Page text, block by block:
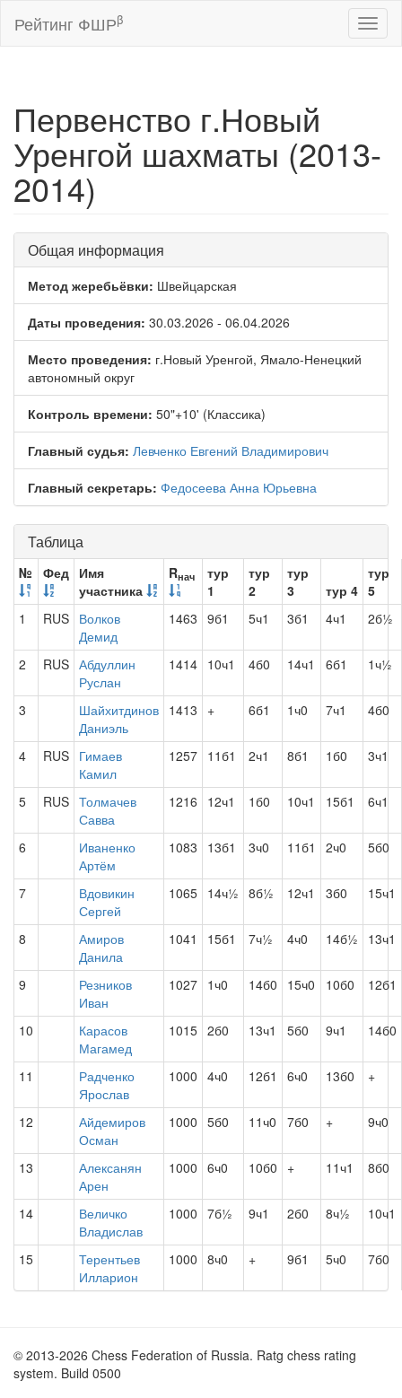
Рейтинг ФШРβ
Первенство г.Новый
Уренгой шахматы (2013-
2014)
Общая информация
Метод жеребьёвки: Швейцарская
Даты проведения: 30.03.2026 - 06.04.2026
Место проведения: г.Новый Уренгой, Ямало-Ненецкий
автономный округ
Контроль времени: 50"+10' (Классика)
Главный судья: Левченко Евгений Владимирович
Главный секретарь: Федосеева Анна Юрьевна
Таблица
№ Фед Имя
участника
Rнач
тур
1
тур
2
тур
3
тур 4
тур
5
1
RUS Волков
Демид
1463 9б1 5ч1 3б1 4ч1 2б½
2 RUS Абдуллин
Руслан
1414 10ч1 4б0 14ч1 6б1 1ч½
3
Шайхитдинов
Даниэль
1413 + 6б1 1ч0 7ч1 4б0
4 RUS Гимаев
Камил
1257 11б1 2ч1 8б1 1б0 3ч1
5 RUS Толмачев
Савва
1216 12ч1 1б0 10ч1 15б1 6ч1
6
Иваненко
Артём
1083 13б1 3ч0 11б1 2ч0 5б0
7
Вдовикин
Сергей
1065 14ч½ 8б½ 12ч1 3б0 15ч1
8
Амиров
Данила
1041 15б1 7ч½ 4ч0 14б½ 13ч1
9
Резников
Иван
1027 1ч0 14б0 15ч0 10б0 12б1
10
Карасов
Магамед
1015 2б0 13ч1 5б0 9ч1 14б0
11
Радченко
Ярослав
1000 4ч0 12б1 6ч0 13б0 +
12
Айдемиров
Осман
1000 5б0 11ч0 7б0 + 9ч0
13
Алексанян
Арен
1000 6ч0 10б0 + 11ч1 8б0
14
Величко
Владислав
1000 7б½ 9ч1 2б0 8ч½ 10ч1
15
Терентьев
Илларион
1000 8ч0 + 9б1 5ч0 7б0
© 2013-2026 Chess Federation of Russia. Ratg chess rating
system. Build 0500